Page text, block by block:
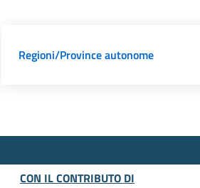
Regioni/Province autonome
CON IL CONTRIBUTO DI